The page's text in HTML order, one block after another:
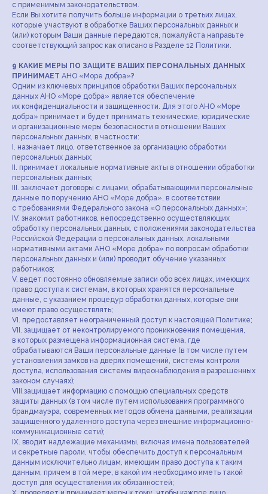
Пожертвовать
Вы можете внести свой вклад в Нормальные вещи
с применимым законодательством.
Если Вы хотите получить больше информации о третьих лицах,
которые участвуют в обработке Ваших персональных данных и
(или) которым Ваши данные передаются, пожалуйста направьте
соответствующий запрос как описано в Разделе 12 Политики.
9 КАКИЕ МЕРЫ ПО ЗАЩИТЕ ВАШИХ ПЕРСОНАЛЬНЫХ ДАННЫХ
ПРИНИМАЕТ АНО «Море добра»?
Одним из ключевых принципов обработки Ваших персональных
данных АНО «Море добра» является обеспечение
их конфиденциальности и защищенности. Для этого АНО «Море
добра» принимает и будет принимать технические, юридические
и организационные меры безопасности в отношении Ваших
персональных данных, в частности:
I. назначает лицо, ответственное за организацию обработки
персональных данных;
II. принимает локальные нормативные акты в отношении обработки
персональных данных;
III. заключает договоры с лицами, обрабатывающими персональные
данные по поручению АНО «Море добра», в соответствии
с требованиями Федерального закона «О персональных данных»;
IV. знакомит работников, непосредственно осуществляющих
обработку персональных данных, с положениями законодательства
Российской Федерации о персональных данных, локальными
нормативными актами АНО «Море добра» по вопросам обработки
персональных данных и (или) проводит обучение указанных
работников;
V. ведет постоянно обновляемые записи обо всех лицах, имеющих
право доступа к системам, в которых хранятся персональные
данные, с указанием процедур обработки данных, которые они
имеют право осуществлять;
VI. предоставляет неограниченный доступ к настоящей Политике;
VII. защищает от неконтролируемого проникновения помещения,
в которых размещена информационная система, где
обрабатываются Ваши персональные данные (в том числе путем
установления замков на дверях помещений, системы контроля
доступа, использования системы видеонаблюдения в разрешенных
законом случаях);
VIII.защищает информацию с помощью специальных средств
защиты данных (в том числе путем использования программного
брандмауэра, современных методов обмена данными, реализации
защищенного удаленного доступа через внешние информационно-
коммуникационные сети);
IX. вводит надлежащие механизмы, включая имена пользователей
и секретные пароли, чтобы обеспечить доступ к персональным
данным исключительно лицам, имеющим право доступа к таким
данным, причем в той мере, в какой им необходимо иметь такой
доступ для осуществления их обязанностей;
Сайт разработан — Девять квадратов
Политика конфиденциальности
и обработки персональных данных
Оферта
Отчеты и документы
Документы
Оплата и доставка
О нас
Для клиентов
Текстиль с символикой
Смоленска
Товары для детей
Декор для дома
Под заказ
Наборы